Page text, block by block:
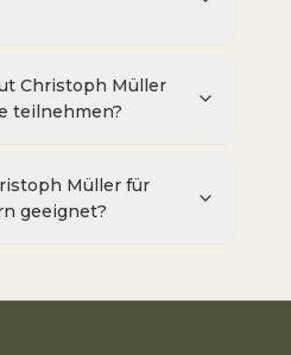
Christoph Müller
teilnehmen?
Müller für
geeignet?